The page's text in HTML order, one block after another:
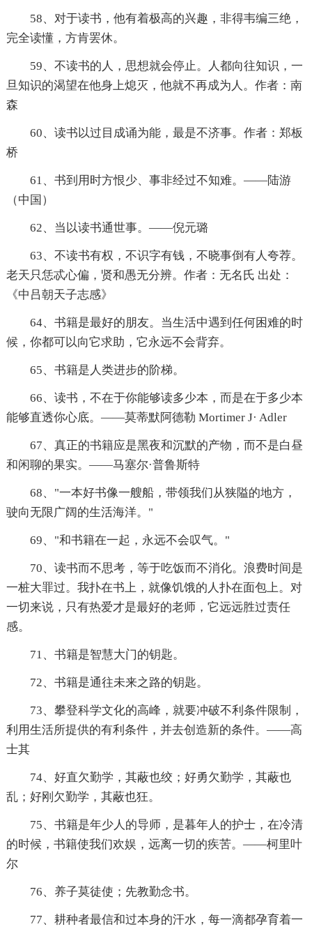
58、对于读书，他有着极高的兴趣，非得韦编三绝，
完全读懂，方肯罢休。
59、不读书的人，思想就会停止。人都向往知识，一
旦知识的渴望在他身上熄灭，他就不再成为人。作者：南
森
60、读书以过目成诵为能，最是不济事。作者：郑板
桥
61、书到用时方恨少、事非经过不知难。——陆游
（中国）
62、当以读书通世事。——倪元璐
63、不读书有权，不识字有钱，不晓事倒有人夸荐。
老天只恁忒心偏，贤和愚无分辨。作者：无名氏 出处：
《中吕朝天子志感》
64、书籍是最好的朋友。当生活中遇到任何困难的时
候，你都可以向它求助，它永远不会背弃。
65、书籍是人类进步的阶梯。
66、读书，不在于你能够读多少本，而是在于多少本
能够直透你心底。——莫蒂默阿德勒 Mortimer J· Adler
67、真正的书籍应是黑夜和沉默的产物，而不是白昼
和闲聊的果实。——马塞尔·普鲁斯特
68、"一本好书像一艘船，带领我们从狭隘的地方，
驶向无限广阔的生活海洋。"
69、"和书籍在一起，永远不会叹气。"
70、读书而不思考，等于吃饭而不消化。浪费时间是
一桩大罪过。我扑在书上，就像饥饿的人扑在面包上。对
一切来说，只有热爱才是最好的老师，它远远胜过责任
感。
71、书籍是智慧大门的钥匙。
72、书籍是通往未来之路的钥匙。
73、攀登科学文化的高峰，就要冲破不利条件限制，
利用生活所提供的有利条件，并去创造新的条件。——高
士其
74、好直欠勤学，其蔽也绞；好勇欠勤学，其蔽也
乱；好刚欠勤学，其蔽也狂。
75、书籍是年少人的导师，是暮年人的护士，在冷清
的时候，书籍使我们欢娱，远离一切的疾苦。——柯里叶
尔
76、养子莫徒使；先教勤念书。
77、耕种者最信和过本身的汗水，每一滴都孕育着一